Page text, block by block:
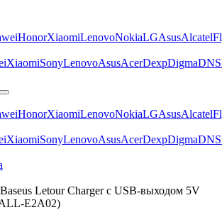
HonorXiaomiLenovoNokiaLGAsusAlcatel
XiaomiSonyLenovoAsusAcerDexpDigmaDNS
HonorXiaomiLenovoNokiaLGAsusAlcatel
XiaomiSonyLenovoAsusAcerDexpDigmaDNS
Letour Charger c USB-выходом 5V
E2A02)